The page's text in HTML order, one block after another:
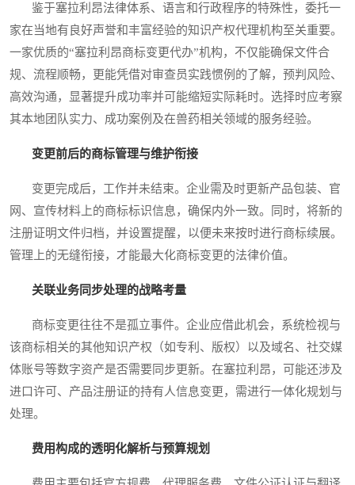
鉴于塞拉利昂法律体系、语言和行政程序的特殊性，委托一
家在当地有良好声誉和丰富经验的知识产权代理机构至关重要。
一家优质的“塞拉利昂商标变更代办”机构，不仅能确保文件合
规、流程顺畅，更能凭借对审查员实践惯例的了解，预判风险、
高效沟通，显著提升成功率并可能缩短实际耗时。选择时应考察
其本地团队实力、成功案例及在兽药相关领域的服务经验。
变更前后的商标管理与维护衔接
变更完成后，工作并未结束。企业需及时更新产品包装、官
网、宣传材料上的商标标识信息，确保内外一致。同时，将新的
注册证明文件归档，并设置提醒，以便未来按时进行商标续展。
管理上的无缝衔接，才能最大化商标变更的法律价值。
关联业务同步处理的战略考量
商标变更往往不是孤立事件。企业应借此机会，系统检视与
该商标相关的其他知识产权（如专利、版权）以及域名、社交媒
体账号等数字资产是否需要同步更新。在塞拉利昂，可能还涉及
进口许可、产品注册证的持有人信息变更，需进行一体化规划与
处理。
费用构成的透明化解析与预算规划